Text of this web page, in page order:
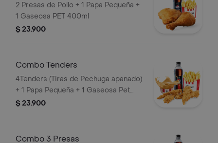
2 Presas de Pollo + 1 Papa Pequeña +
1 Gaseosa PET 400ml
$ 23.900
Combo Tenders
4Tenders (Tiras de Pechuga apanado)
+ 1 Papa Pequeña + 1 Gaseosa Pet
$ 23.900
Combo 3 Presas